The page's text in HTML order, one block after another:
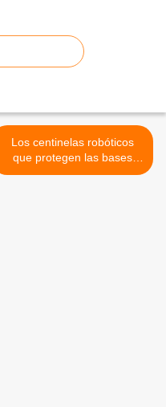
Los centinelas robóticos
que protegen las bases
nucleares >